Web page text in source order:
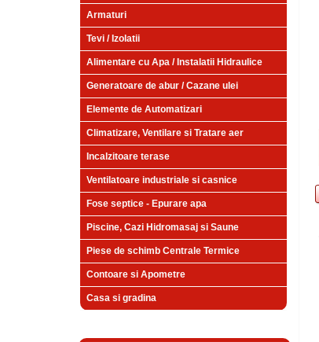
Armaturi
Tevi / Izolatii
Alimentare cu Apa / Instalatii Hidraulice
Generatoare de abur / Cazane ulei
Elemente de Automatizari
Climatizare, Ventilare si Tratare aer
Incalzitoare terase
Ventilatoare industriale si casnice
Fose septice - Epurare apa
Piscine, Cazi Hidromasaj si Saune
Piese de schimb Centrale Termice
Contoare si Apometre
Casa si gradina